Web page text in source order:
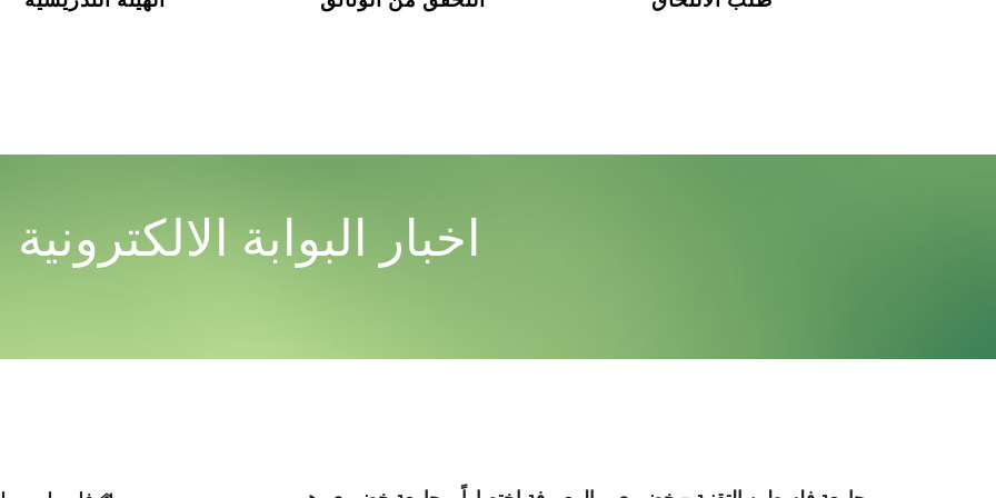
اخبار البوابة الالكترونية